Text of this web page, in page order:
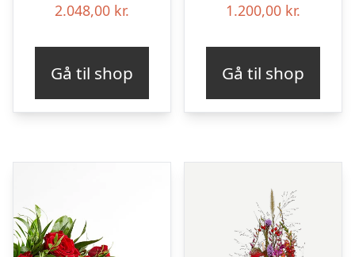
2.048,00 kr.
Gå til shop
1.200,00 kr.
Gå til shop